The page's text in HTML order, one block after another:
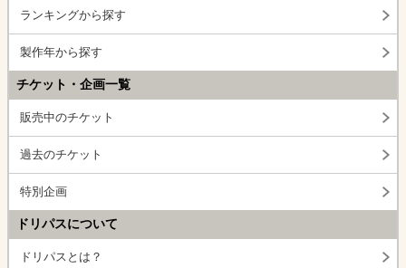
ランキングから探す
製作年から探す
チケット・企画一覧
販売中のチケット
過去のチケット
特別企画
ドリパスについて
ドリパスとは？